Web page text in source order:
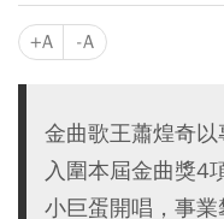
+A -A
金曲歌王蕭煌奇以
入圍本屆金曲獎4
小巨蛋開唱，事